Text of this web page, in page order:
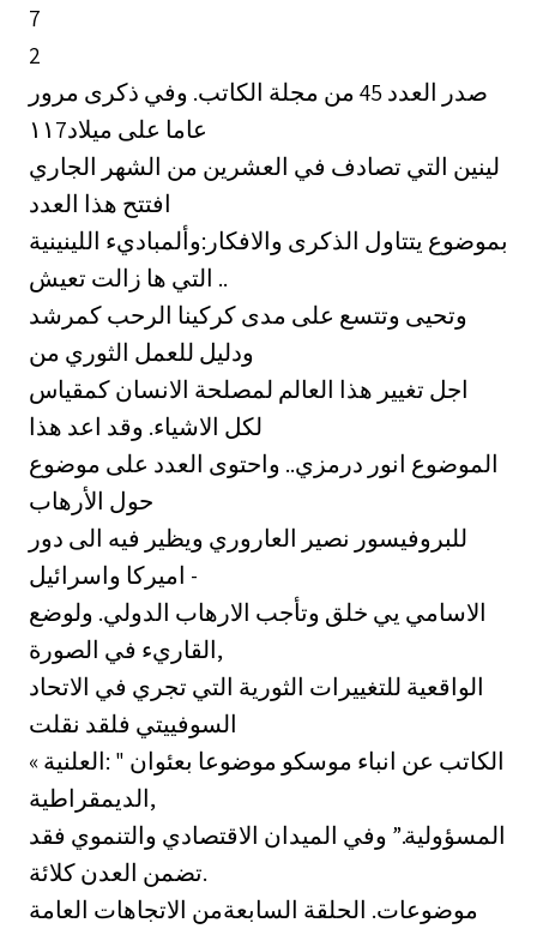
7
2
صدر العدد 45 من مجلة الكاتب. وفي ذكرى مرور
‎١١7‏ عاما على ميلاد
لينين التي تصادف في العشرين من الشهر الجاري
افتتح هذا العدد
بموضوع يتتاول الذكرى والافكار:وألمباديء اللينينية
التي ها زالت تعيش ..
وتحيى وتتسع على مدى كركينا الرحب كمرشد
ودليل للعمل الثوري من
اجل تغيير هذا العالم لمصلحة الانسان كمقياس
لكل الاشياء. وقد اعد هذا
الموضوع انور درمزي.. واحتوى العدد على موضوع
حول الأرهاب
للبروفيسور نصير العاروري ويظير فيه الى دور
اميركا واسرائيل -
الاسامي يي خلق وتأجب الارهاب الدولي. ولوضع
القاريء في الصورة,
الواقعية للتغييرات الثورية التي تجري في الاتحاد
السوفييتي فلقد نقلت
الكاتب عن انباء موسكو موضوعا بعئوان " :العلنية »
الديمقراطية,
المسؤولية.” وفي الميدان الاقتصادي والتنموي فقد
تضمن العدن كلائة.
موضوعات. الحلقة السابعةمن الاتجاهات العامة